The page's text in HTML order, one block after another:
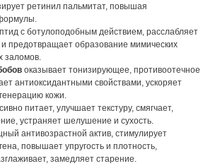
ретинил пальмитат, повышая
с ботулоподобным действием, расслабляет
предотвращает образование мимических
заломов.
оказывает тонизирующее, противоотечное
антиоксидантными свойствами, ускоряет
кожи.
питает, улучшает текстуру, смягчает,
устраняет шелушение и сухость.
антивозрастной актив, стимулирует
повышает упругость и плотность,
замедляет старение.